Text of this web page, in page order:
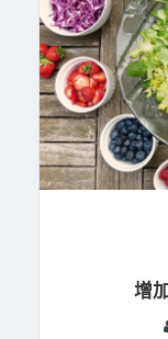
增